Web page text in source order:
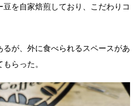
を自家焙煎しており、こだわりコ
るが、外に食べられるスペースがあ
らった。